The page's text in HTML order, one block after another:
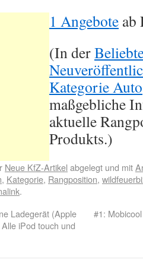
1 Angebote ab
(In der
Kategorie Auto
maßgebliche
aktuelle
Produkts.)
Neue KfZ-Artikel abgelegt und mit
, Kategorie, Rangposition,
.
Ladegerät (Apple
iPod touch und
#1: